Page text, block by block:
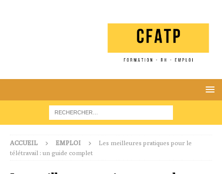
ACCUEIL EMPLOI
Les meilleures pratiques pour le
télétravail : un guide complet